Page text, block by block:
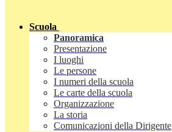
Scuola
Panoramica
Presentazione
I luoghi
Le persone
I numeri della scuola
Le carte della scuola
Organizzazione
La storia
Comunicazioni della Dirigente